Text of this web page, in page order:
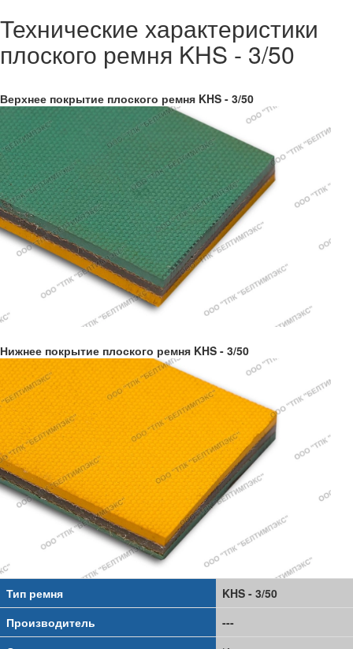
Технические характеристики
плоского ремня KHS - 3/50
Верхнее покрытие плоского ремня KHS - 3/50
Нижнее покрытие плоского ремня KHS - 3/50
Тип ремня
KHS - 3/50
Производитель
---